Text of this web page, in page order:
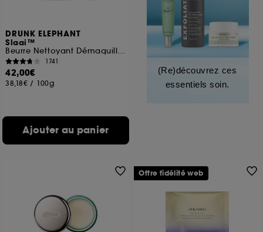
DRUNK ELEPHANT
Slaai™
Beurre Nettoyant Démaquillant
1741
42,00€
38,18€ / 100g
Ajouter au panier
(Re)découvrez ces
essentiels soin.
Offre fidélité web